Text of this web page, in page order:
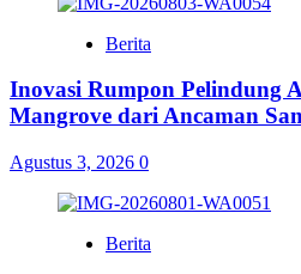
Berita
Inovasi Rumpon Pelindung
Mangrove dari Ancaman
Agustus 3, 2026 0
Berita